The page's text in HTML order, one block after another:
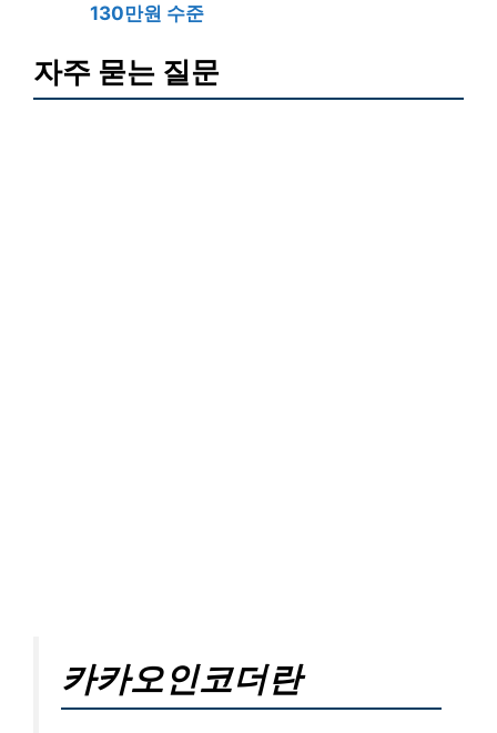
130만원 수준
자주 묻는 질문
카카오인코더란